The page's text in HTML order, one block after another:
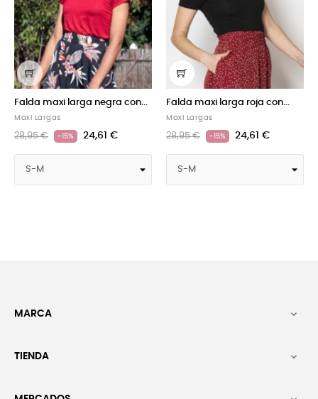
Falda maxi larga negra con...
Maxi Largas
28,95 € -15% 24,61 €
Falda maxi larga roja con...
Maxi Largas
28,95 € -15% 24,61 €
MARCA 
TIENDA 